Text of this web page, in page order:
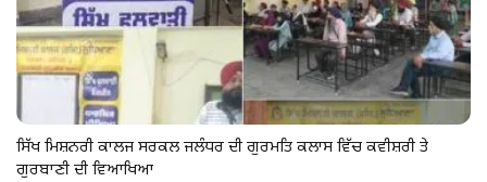
ਸਿੱਖ ਮਿਸ਼ਨਰੀ ਕਾਲਜ ਸਰਕਲ ਜਲੰਧਰ ਦੀ ਗੁਰਮਤਿ ਕਲਾਸ ਵਿੱਚ ਕਵੀਸ਼ਰੀ ਤੇ
ਗੁਰਬਾਣੀ ਦੀ ਵਿਆਖਿਆ